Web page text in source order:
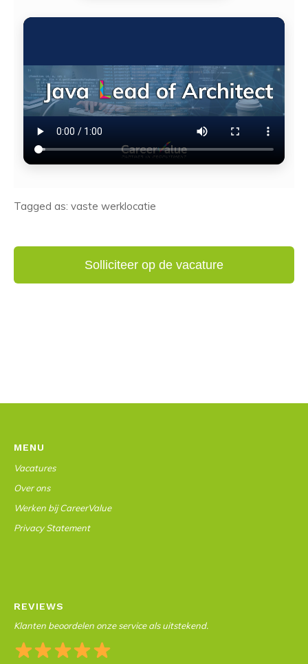
Tagged as: vaste werklocatie
MENU
Vacatures
Over ons
Werken bij CareerValue
Privacy Statement
REVIEWS
Klanten beoordelen onze service als uitstekend.